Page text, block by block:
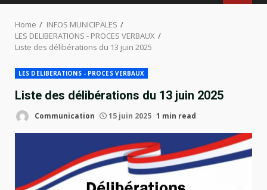
Home
INFOS MUNICIPALES
LES DELIBERATIONS - PROCES VERBAUX
Liste des délibérations du 13 juin 2025
LES DELIBERATIONS - PROCES VERBAUX
Liste des délibérations du 13 juin 2025
Communication 15 juin 2025 1 min read